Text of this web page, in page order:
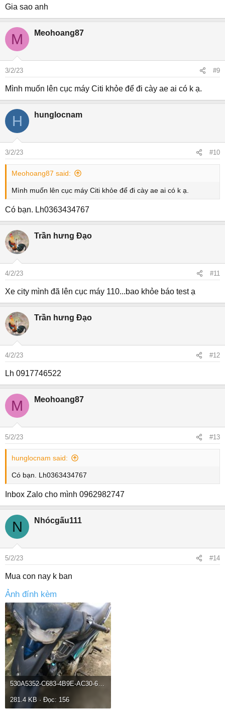
Gia sao anh
M Meohoang87
3/2/23 #9
Mình muốn lên cục máy Citi khỏe để đi cày ae ai có k ạ.
H hunglocnam
3/2/23 #10
Meohoang87 said:
Mình muốn lên cục máy Citi khỏe để đi cày ae ai có k ạ.
Có bạn. Lh0363434767
Trần hưng Đạo
4/2/23 #11
Xe city mình đã lên cục máy 110...bao khỏe báo test ạ
Trần hưng Đạo
4/2/23 #12
Lh 0917746522
M Meohoang87
5/2/23 #13
hunglocnam said:
Có bạn. Lh0363434767
Inbox Zalo cho mình 0962982747
N Nhócgấu111
5/2/23 #14
Mua con nay k ban
Ảnh đính kèm
530A5352-C683-4B9E-AC30-6272A3AD6AED.jpeg
281.4 KB · Đọc: 156